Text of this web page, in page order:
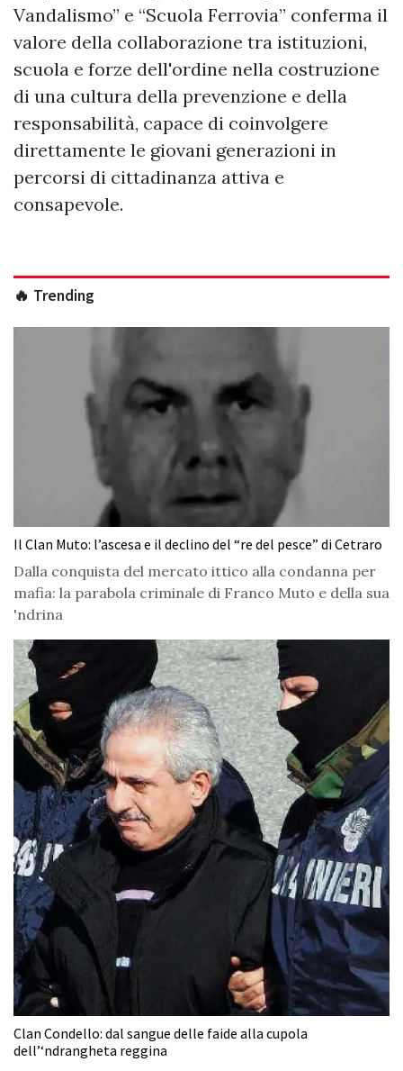
Vandalismo” e “Scuola Ferrovia” conferma il
valore della collaborazione tra istituzioni,
scuola e forze dell'ordine nella costruzione
di una cultura della prevenzione e della
responsabilità, capace di coinvolgere
direttamente le giovani generazioni in
percorsi di cittadinanza attiva e
consapevole.
🔥 Trending
Il Clan Muto: l’ascesa e il declino del “re del pesce” di Cetraro
Dalla conquista del mercato ittico alla condanna per
mafia: la parabola criminale di Franco Muto e della sua
'ndrina
Clan Condello: dal sangue delle faide alla cupola
dell’‘ndrangheta reggina